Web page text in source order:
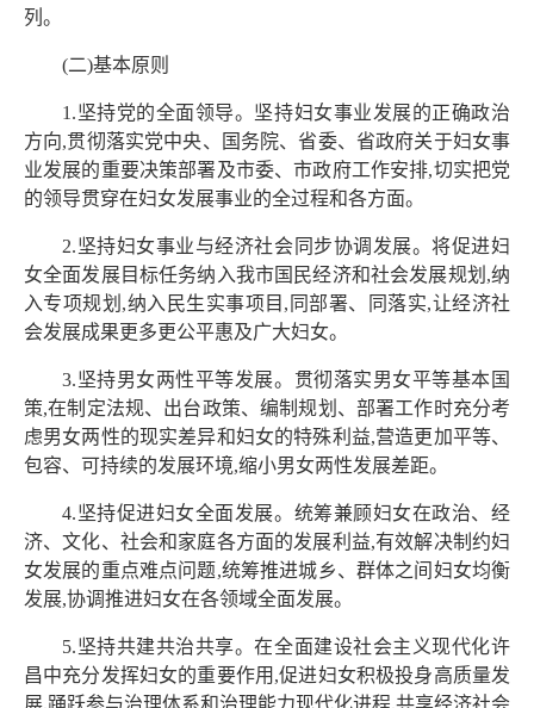
列。
(二)基本原则
1.坚持党的全面领导。坚持妇女事业发展的正确政治
方向,贯彻落实党中央、国务院、省委、省政府关于妇女事
业发展的重要决策部署及市委、市政府工作安排,切实把党
的领导贯穿在妇女发展事业的全过程和各方面。
2.坚持妇女事业与经济社会同步协调发展。将促进妇
女全面发展目标任务纳入我市国民经济和社会发展规划,纳
入专项规划,纳入民生实事项目,同部署、同落实,让经济社
会发展成果更多更公平惠及广大妇女。
3.坚持男女两性平等发展。贯彻落实男女平等基本国
策,在制定法规、出台政策、编制规划、部署工作时充分考
虑男女两性的现实差异和妇女的特殊利益,营造更加平等、
包容、可持续的发展环境,缩小男女两性发展差距。
4.坚持促进妇女全面发展。统筹兼顾妇女在政治、经
济、文化、社会和家庭各方面的发展利益,有效解决制约妇
女发展的重点难点问题,统筹推进城乡、群体之间妇女均衡
发展,协调推进妇女在各领域全面发展。
5.坚持共建共治共享。在全面建设社会主义现代化许
昌中充分发挥妇女的重要作用,促进妇女积极投身高质量发
展,踊跃参与治理体系和治理能力现代化进程,共享经济社会